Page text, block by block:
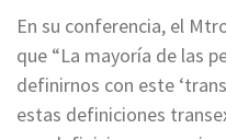
En su conferencia, el
que “La mayoría de las
definirnos con este
estas definiciones